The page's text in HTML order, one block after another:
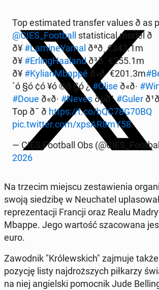
Top es­ti­mat­ed trans­fer values ð as
@CIES_Foot­ball
sta­tis­ti­cal model ð
ð¥ #LamineYa­mal ðªð¸ €343.1m
ð¥ #Er­ling­Haa­landð³ð´ €255.1m
ð¥ #Kylian­M­bap­pé ð«ð· €201.3m
´ó §ó ¢ó ¥ó ®ó §ó ¿#Olise ð«ð·
#Doue ð«ð· #Neves ðµð¹#Guler
Top ð¯ ð https://t.co/bQC78G70BQ
pic.twitter.com/xpsAR8mY58
— CIES Foot­ball Obs
2026
Na trzecim miejscu zestaw­ienia
swoją siedz­ibę w Neucha­tel
reprezen­tacji Francji oraz Realu
Mbappe. Jego wartość sza­cow­ana
euro.
Za­wod­nik "Królews­kich" zajmuje
pozycję listy na­j­droższych piłkarzy
na niej ang­iel­s­ki po­moc­nik Jude